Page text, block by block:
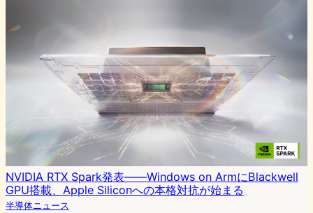
NVIDIA RTX Spark発表——Windows on ArmにBlackwell
GPU搭載、Apple Siliconへの本格対抗が始まる
半導体ニュース